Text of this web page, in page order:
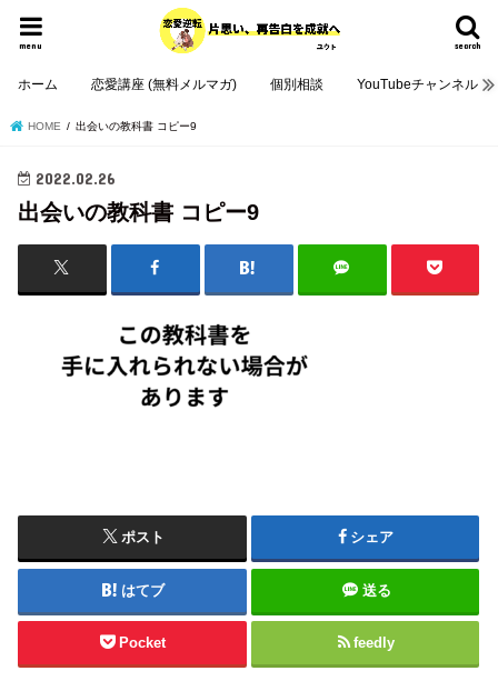
search
menu
ホーム 恋愛講座 (無料メルマガ) 個別相談 YouTubeチャンネル
HOME 出会いの教科書 コピー9
2022.02.26
出会いの教科書 コピー9
ポスト シェア
はてブ 送る
Pocket feedly